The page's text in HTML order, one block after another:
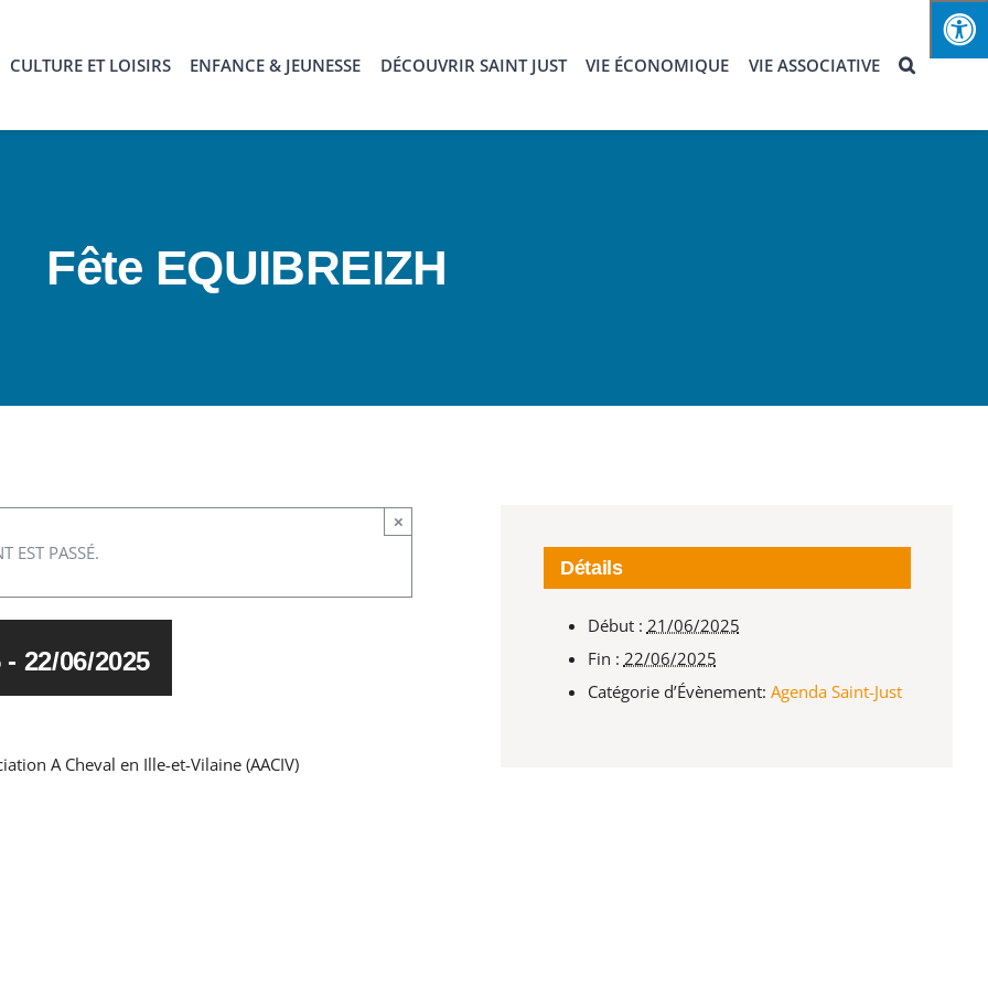
CULTURE ET LOISIRS ENFANCE & JEUNESSE DÉCOUVRIR SAINT JUST VIE ÉCONOMIQUE VIE ASSOCIATIVE
Fête EQUIBREIZH
EST PASSÉ.
×
- 22/06/2025
A Cheval en Ille-et-Vilaine (AACIV)
Détails
Début : 21/06/2025
Fin : 22/06/2025
Catégorie d’Évènement: Agenda Saint-Just